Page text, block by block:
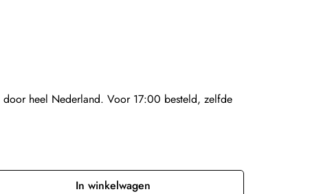
door heel Nederland. Voor 17:00 besteld, zelfde
In winkelwagen